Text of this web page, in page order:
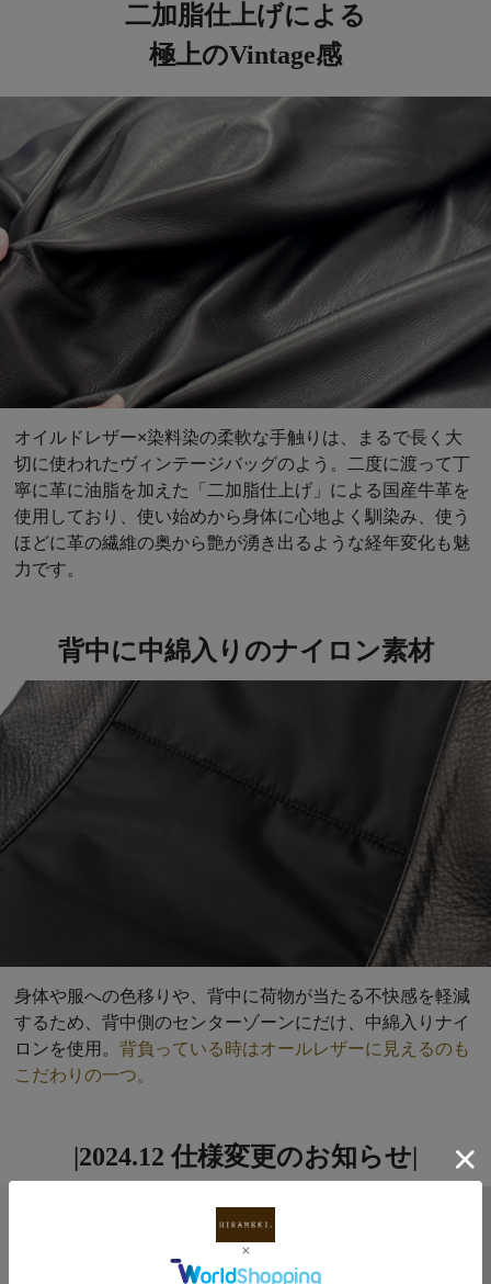
二加脂仕上げによる
極上のVintage感
オイルドレザー×染料染の柔軟な手触りは、まるで長く大
切に使われたヴィンテージバッグのよう。二度に渡って丁
寧に革に油脂を加えた「二加脂仕上げ」による国産牛革を
使用しており、使い始めから身体に心地よく馴染み、使う
ほどに革の繊維の奥から艶が湧き出るような経年変化も魅
力です。
背中に中綿入りのナイロン素材
身体や服への色移りや、背中に荷物が当たる不快感を軽減
するため、背中側のセンターゾーンにだけ、中綿入りナイ
ロンを使用。背負っている時はオールレザーに見えるのも
こだわりの一つ。
|2024.12 仕様変更のお知らせ|